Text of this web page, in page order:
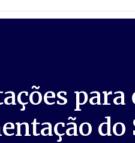
para
do